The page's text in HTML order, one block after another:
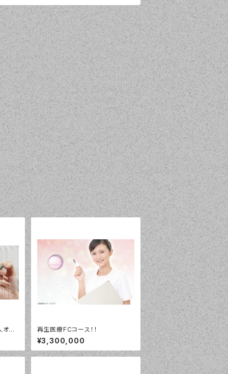
オン 再生医療FCコース！！
¥3,300,000